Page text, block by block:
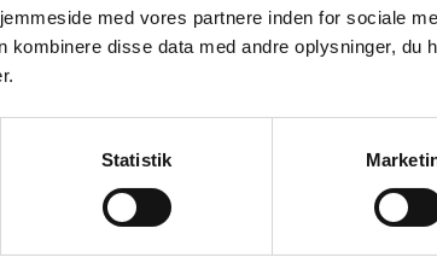
med vores partnere inden for sociale
disse data med andre oplysninger, du
Statistik